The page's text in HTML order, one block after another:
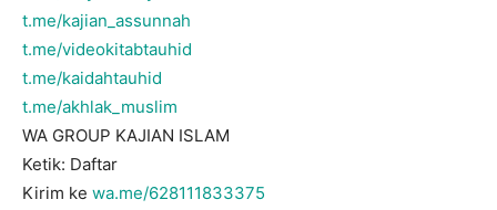
t.me/kajian_assunnah
t.me/videokitabtauhid
t.me/kaidahtauhid
t.me/akhlak_muslim
WA GROUP KAJIAN ISLAM
Ketik: Daftar
Kirim ke wa.me/628111833375